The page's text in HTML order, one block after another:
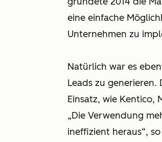
eine einfache
Unternehmen zu
Natürlich war es
Leads zu
Einsatz, wie Kentico,
„Die Verwendung
ineffizient heraus“,